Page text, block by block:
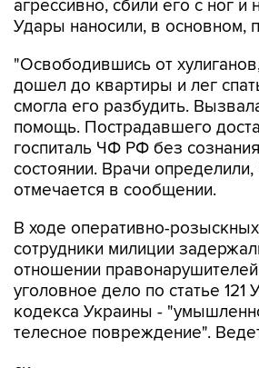
"Освободившись от хулиганов,
смогла его разбудить.
помощь. Пострадавшего
госпиталь ЧФ РФ без
состоянии. Врачи определили,
отмечается в сообщении.
В ходе оперативно-розыскных
отношении
уголовное дело по статье 121
кодекса Украины -
телесное повреждение".
ск